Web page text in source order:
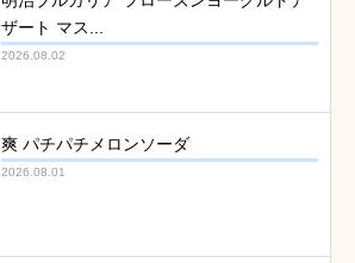
ザート マス...
2026.08.02
爽 パチパチメロンソーダ
2026.08.01